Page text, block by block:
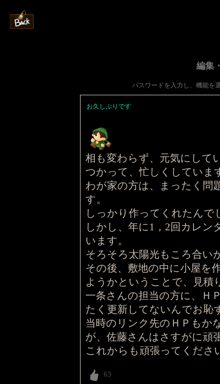
編集
パスワードを入力し、機能を
お久しぶりです
相も変わらず、元気にして
つかって、忙しくしていま
わが家の方は、まったく問
す。
しっかり作ってくれたんで
しかし、年に1，2回カレ
います。
そろそろ太陽光もころ合い
その後、敷地の中に小屋を
ようかということで、見積
一条さんの担当の方に、Ｈ
たく更新してないんでお恥
当時のリンク先のＨＰもか
が、佐藤さんはさすがに頑
これからも頑張ってくださ